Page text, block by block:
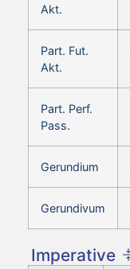
Akt.
Part. Fut.
Akt.
Part. Perf.
Pass.
Gerundium
Gerundivum
Imperative